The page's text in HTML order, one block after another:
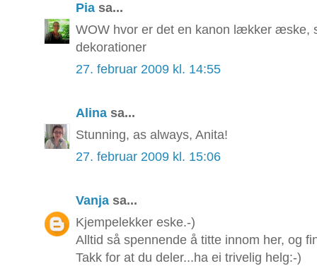
Pia sa...
WOW hvor er det en kanon lækker æske,
dekorationer
27. februar 2009 kl. 14:55
Alina sa...
Stunning, as always, Anita!
27. februar 2009 kl. 15:06
Vanja sa...
Kjempelekker eske.-)
Alltid så spennende å titte innom her, og
Takk for at du deler...ha ei trivelig helg:-)